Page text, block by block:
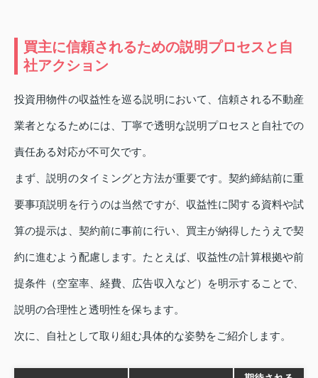
買主に信頼されるための説明プロセスと自
社アクション
投資用物件の収益性を巡る説明において、信頼される不動産
業者となるためには、丁寧で透明な説明プロセスと自社での
責任ある対応が不可欠です。
まず、説明のタイミングと方法が重要です。契約締結前に重
要事項説明を行うのは当然ですが、収益性に関する資料や試
算の提示は、契約前に事前に行い、買主が納得したうえで契
約に進むよう配慮します。たとえば、収益性の計算根拠や前
提条件（空室率、経費、広告収入など）を明示することで、
説明の合理性と透明性を保ちます。
次に、自社として取り組む具体的な姿勢をご紹介します。